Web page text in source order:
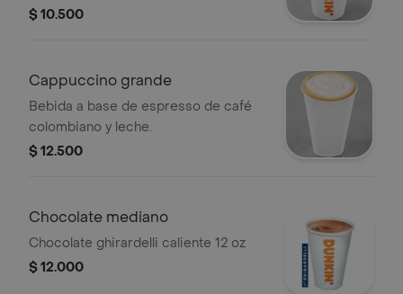
elección.
$ 10.500
Cappuccino grande
Bebida a base de espresso de café
colombiano y leche.
$ 12.500
Chocolate mediano
Chocolate ghirardelli caliente 12 oz
$ 12.000